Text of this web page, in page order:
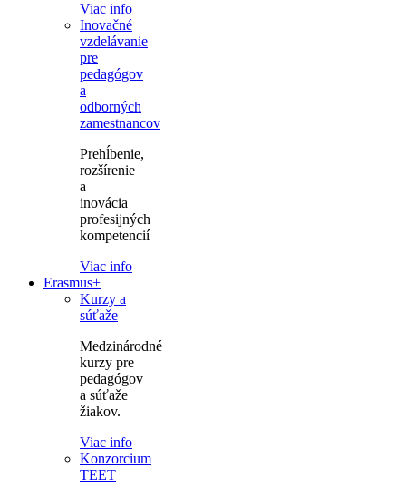
Viac info
Inovačné
vzdelávanie
pre
pedagógov
a
odborných
zamestnancov
Prehĺbenie,
rozšírenie
a
inovácia
profesijných
kompetencií
Viac info
Erasmus+
Kurzy a
súťaže
Medzinárodné
kurzy pre
pedagógov
a súťaže
žiakov.
Viac info
Konzorcium
TEET